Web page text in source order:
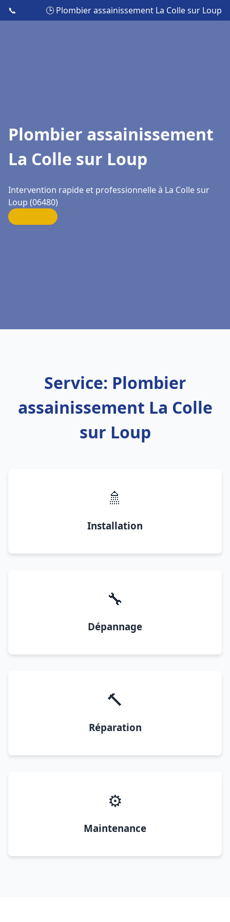
📞 🕒 Plombier assainissement La Colle sur Loup
Plombier assainissement
La Colle sur Loup
Intervention rapide et professionnelle à La Colle sur
Loup (06480)
Service: Plombier
assainissement La Colle
sur Loup
🚿
Installation
🔧
Dépannage
🔨
Réparation
⚙️
Maintenance